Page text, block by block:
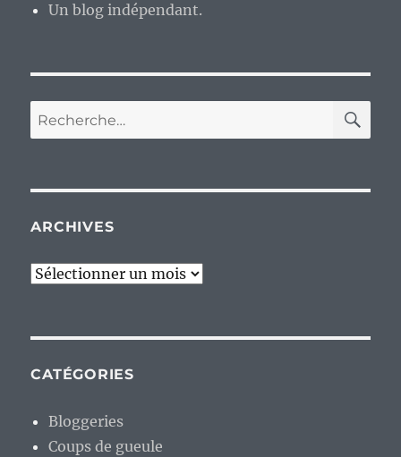
Un blog indépendant.
Recherche
pour :
ARCHIVES
Archives
CATÉGORIES
Bloggeries
Coups de gueule